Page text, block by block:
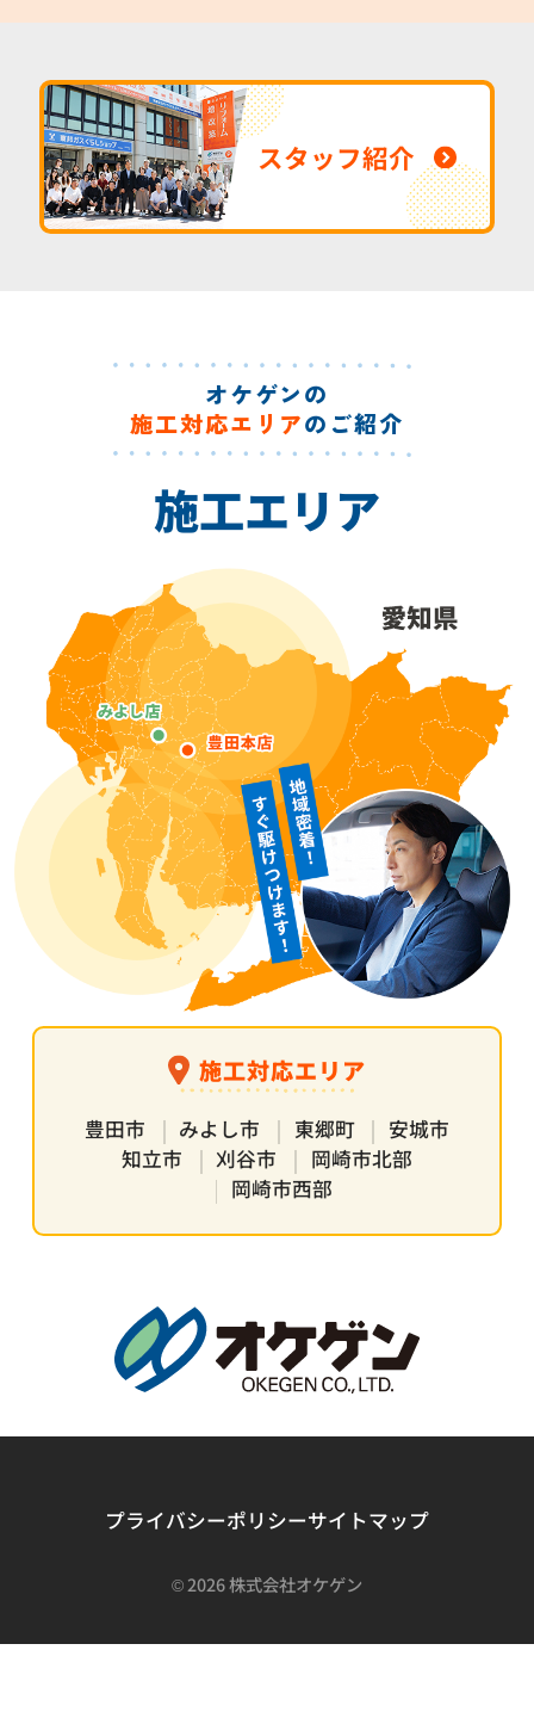
スタッフ紹介
オケゲンの
施工対応エリアのご紹介
施工エリア
施工対応エリア
豊田市 みよし市 東郷町
安城市
知立市
刈谷市
岡崎市北部
岡崎市西部
プライバシーポリシーサイトマップ
©2026 株式会社オケゲン